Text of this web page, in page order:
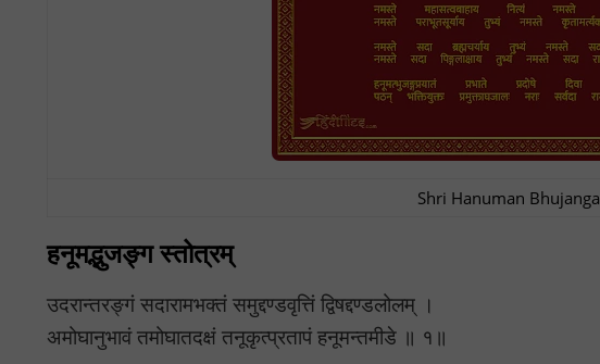
Shri Hanuman
हनूमद्भुजङ्ग स्तोत्रम्
उदरान्तरङ्गं सदारामभक्तं समुद्दण्डवृत्तिं द्विषद्दण्डलोलम् ।
अमोघानुभावं तमोघातदक्षं तनूकृत्प्रतापं हनूमन्तमीडे ॥ १॥